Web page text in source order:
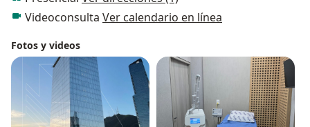
Videoconsulta Ver calendario en línea
Fotos y videos